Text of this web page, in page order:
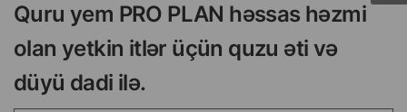
Quru yem PRO PLAN həssas həzmi
olan yetkin itlər üçün quzu əti və
düyü dadi ilə.